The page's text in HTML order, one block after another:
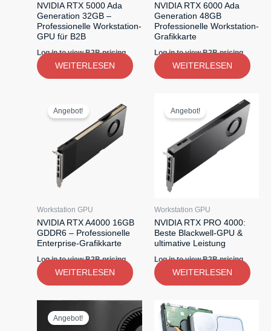
NVIDIA RTX 5000 Ada
Generation 32GB –
Professionelle Workstation-
GPU für B2B
Log in to view B2B pricing
WEITERLESEN
NVIDIA RTX 6000 Ada
Generation 48GB
Professionelle Workstation-
Grafikkarte
Log in to view B2B pricing
WEITERLESEN
Angebot!
Workstation GPU
NVIDIA RTX A4000 16GB
GDDR6 – Professionelle
Enterprise-Grafikkarte
Log in to view B2B pricing
WEITERLESEN
Angebot!
Workstation GPU
NVIDIA RTX PRO 4000:
Beste Blackwell-GPU &
ultimative Leistung
Log in to view B2B pricing
WEITERLESEN
Angebot!